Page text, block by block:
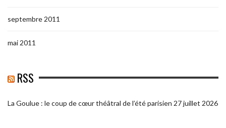
septembre 2011
mai 2011
RSS
La Goulue : le coup de cœur théâtral de l’été parisien 27 juillet 2026